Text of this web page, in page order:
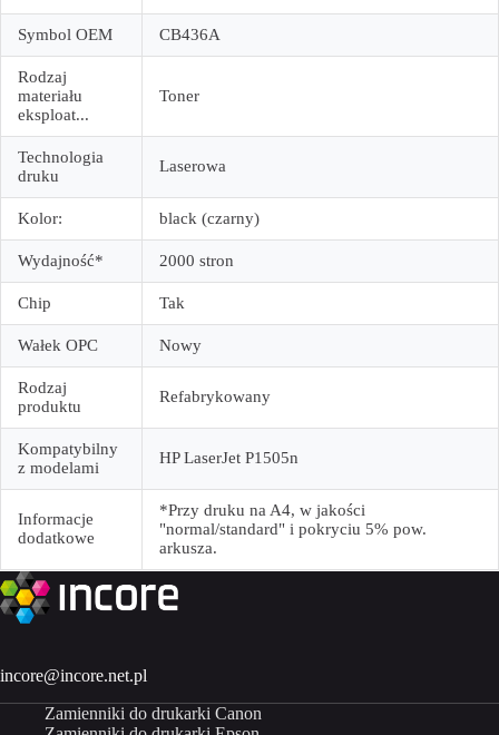
Symbol OEM CB436A
Rodzaj
materiału
eksploat...
Toner
Technologia
druku
Laserowa
Kolor: black (czarny)
Wydajność* 2000 stron
Chip Tak
Wałek OPC Nowy
Rodzaj
produktu
Refabrykowany
Kompatybilny
z modelami
HP LaserJet P1505n
Informacje
dodatkowe
*Przy druku na A4, w jakości
"normal/standard" i pokryciu 5% pow.
arkusza.
incore@incore.net.pl
Zamienniki do drukarki Canon